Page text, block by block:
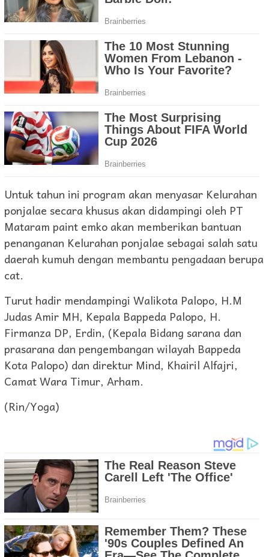
Untuk tahun ini program akan menyasar Kelurahan
ponjalae secara khusus akan didampingi oleh PT
Mataram paint emko akan memberikan bantuan
penanganan Kelurahan ponjalae sebagai salah satu
daerah kumuh dengan membantu pengadaan berupa
cat.
Turut hadir mendampingi Walikota Palopo, H.M
Judas Amir MH, Kepala Bappeda Palopo, H.
Firmanza DP, Erdin, (Kepala Bidang sarana dan
prasarana dan pengembangan wilayah Bappeda
Kota Palopo) dan direktur Mind, Khairil Alfajri,
Camat Wara Timur, Arham.
(Rin/Yoga)